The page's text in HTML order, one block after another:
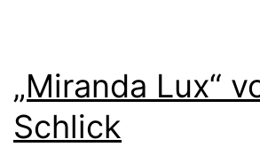
„Miranda Lux“
Schlick